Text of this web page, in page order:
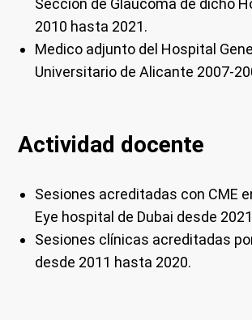
2010 hasta 2021.
Medico adjunto del Hospital
Universitario de Alicante 2007-
Actividad docente
Sesiones acreditadas con CME
Eye hospital de Dubai desde
Sesiones clínicas acreditadas
desde 2011 hasta 2020.